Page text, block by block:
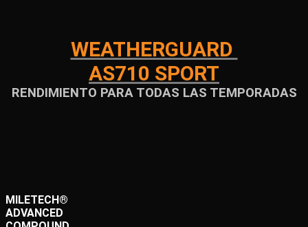
WEATHERGUARD
AS710 SPORT
RENDIMIENTO PARA TODAS LAS TEMPORADAS
MILETECH®
ADVANCED